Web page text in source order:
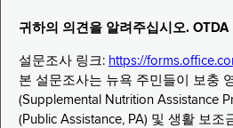
귀하의 의견을 알려주십시오.
설문조사 링크: https://
본 설문조사는 뉴욕 주민들이 보충
(Supplemental Nutrition Assistance
(Public Assistance, PA) 및 생활 보조